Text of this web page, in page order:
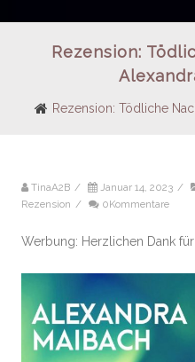
Rezension:
Rezension: Tödliche
TinaA2B / Januar 14, 2023 /
Rezension / 0Kommentare
Werbung: Herzlichen Dank